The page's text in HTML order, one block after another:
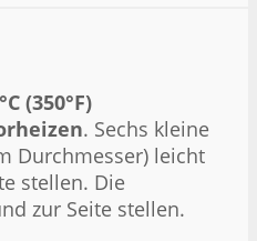
(350°F)
. Sechs kleine
Durchmesser) leicht
stellen. Die
zur Seite stellen.